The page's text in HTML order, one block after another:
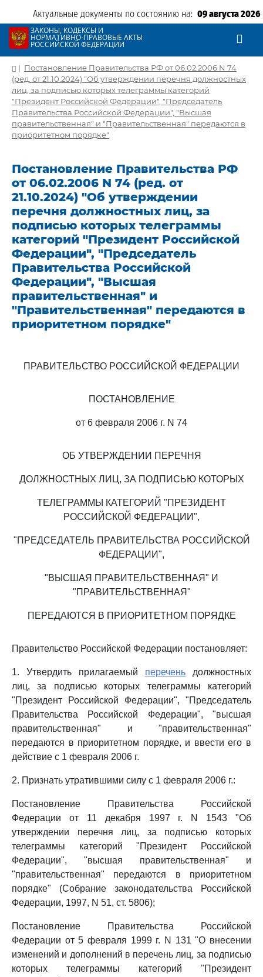
Актуальные документы по состоянию на: 09 августа 2026
ЗАКОНЫ, КОДЕКСЫ И
НОРМАТИВНО-ПРАВОВЫЕ АКТЫ
РОССИЙСКОЙ ФЕДЕРАЦИИ
| Постановление Правительства РФ от 06.02.2006 N 74
(ред. от 21.10.2024) "Об утверждении перечня должностных
лиц, за подписью которых телеграммы категорий
"Президент Российской Федерации", "Председатель
Правительства Российской Федерации", "Высшая
правительственная" и "Правительственная" передаются в
приоритетном порядке"
Постановление Правительства РФ
от 06.02.2006 N 74 (ред. от
21.10.2024) "Об утверждении
перечня должностных лиц, за
подписью которых телеграммы
категорий "Президент Российской
Федерации", "Председатель
Правительства Российской
Федерации", "Высшая
правительственная" и
"Правительственная" передаются в
приоритетном порядке"
ПРАВИТЕЛЬСТВО РОССИЙСКОЙ ФЕДЕРАЦИИ
ПОСТАНОВЛЕНИЕ
от 6 февраля 2006 г. N 74
ОБ УТВЕРЖДЕНИИ ПЕРЕЧНЯ
ДОЛЖНОСТНЫХ ЛИЦ, ЗА ПОДПИСЬЮ КОТОРЫХ
ТЕЛЕГРАММЫ КАТЕГОРИЙ "ПРЕЗИДЕНТ
РОССИЙСКОЙ ФЕДЕРАЦИИ",
"ПРЕДСЕДАТЕЛЬ ПРАВИТЕЛЬСТВА РОССИЙСКОЙ
ФЕДЕРАЦИИ",
"ВЫСШАЯ ПРАВИТЕЛЬСТВЕННАЯ" И
"ПРАВИТЕЛЬСТВЕННАЯ"
ПЕРЕДАЮТСЯ В ПРИОРИТЕТНОМ ПОРЯДКЕ
Правительство Российской Федерации постановляет:
1. Утвердить прилагаемый перечень должностных
лиц, за подписью которых телеграммы категорий
"Президент Российской Федерации", "Председатель
Правительства Российской Федерации", "высшая
правительственная" и "правительственная"
передаются в приоритетном порядке, и ввести его в
действие с 1 февраля 2006 г.
2. Признать утратившими силу с 1 февраля 2006 г.:
Постановление Правительства Российской
Федерации от 11 декабря 1997 г. N 1543 "Об
утверждении перечня лиц, за подписью которых
телеграммы категорий "Президент Российской
Федерации", "высшая правительственная" и
"правительственная" передаются в приоритетном
порядке" (Собрание законодательства Российской
Федерации, 1997, N 51, ст. 5806);
Постановление Правительства Российской
Федерации от 5 февраля 1999 г. N 131 "О внесении
изменений и дополнений в перечень лиц, за подписью
которых телеграммы категорий "Президент